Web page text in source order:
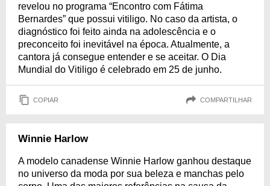
revelou no programa “Encontro com Fátima
Bernardes” que possui vitiligo. No caso da artista, o
diagnóstico foi feito ainda na adolescência e o
preconceito foi inevitável na época. Atualmente, a
cantora já consegue entender e se aceitar. O Dia
Mundial do Vitiligo é celebrado em 25 de junho.
COPIAR COMPARTILHAR
Winnie Harlow
A modelo canadense Winnie Harlow ganhou destaque
no universo da moda por sua beleza e manchas pelo